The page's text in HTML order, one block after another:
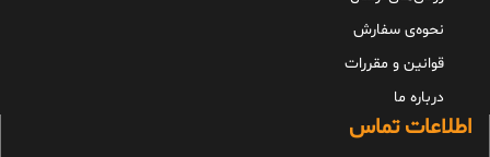
نحوه‌ی سفارش
قوانین و مقررات
درباره ما
اطلاعات تماس